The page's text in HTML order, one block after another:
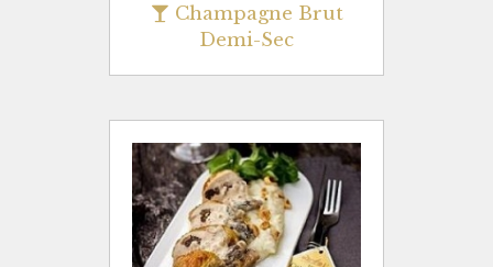
Champagne Brut
Demi-Sec